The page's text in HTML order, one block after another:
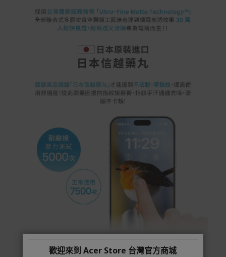
歡迎來到 Acer Store 台灣官方商城